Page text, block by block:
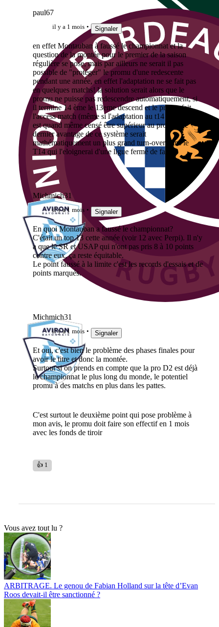
paul67
il y a 1 mois Signaler
en effet Montauban à faussé le championnat et la
question de la montée pour le premier de la saison
régulière se pose, mais par ailleurs ne serait il pas
possible de "protéger" le promu d'une redescente
pendant une année, en effet l'adaptation ne se fait pas
en quelques matchs! la solution serait alors que le
promu ne puisse pas redescendre automatiquement, si
il termine 14 ème le 13eme descend et le promu fait
l'access match (même si l'adaptation au t14 est rude il
est quand même censé être supérieur au pro d2). le
dernier avantage de ce système serait
mathématiquement un plus grand turn-over dans le
T14 qui l'eloignerai d'une ligue fermé de fait .
Michmich31
il y a 1 mois Signaler
En quoi Montauban a faussé le championnat?
C'était un top 13 cette année (voir 12 avec Perpi). Il n'y
a que le SR et USAP qui n'ont pas pris 8 à 10 points
contre eux, ça reste équitable.
Le point faussé à la limite c'est les records d'essais et de
points marqués.
Michmich31
il y a 1 mois Signaler
Et oui, c'est bien le problème des phases finales pour
avoir le titre et donc la montée.
Surtout si on prends en compte que la pro D2 est déjà
le championnat le plus long du monde, le potentiel
promu à des matchs en plus dans les pattes.
C'est surtout le deuxième point qui pose problème à
mon avis, le promu doit faire son effectif en 1 mois
avec les fonds de tiroir
👍 1
Vous avez tout lu ?
ARBITRAGE. Le genou de Fabian Holland sur la tête d’Evan
Roos devait-il être sanctionné ?